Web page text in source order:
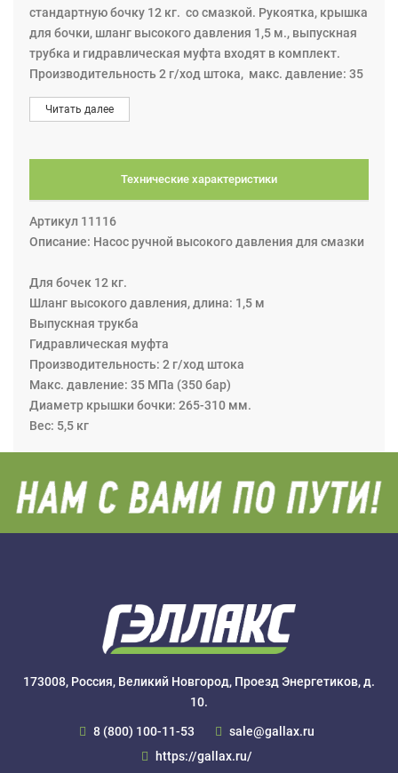
стандартную бочку 12 кг. со смазкой. Рукоятка, крышка
для бочки, шланг высокого давления 1,5 м., выпускная
трубка и гидравлическая муфта входят в комплект.
Производительность 2 г/ход штока, макс. давление: 35
МПа (350 бар), диаметр крышки бочки 265-310 мм.
Используется для раздачи смазки в условиях СТО и
Читать далее
Технические характеристики
Артикул 11116
Описание: Насос ручной высокого давления для смазки
Для бочек 12 кг.
Шланг высокого давления, длина: 1,5 м
Выпускная трукба
Гидравлическая муфта
Производительность: 2 г/ход штока
Макс. давление: 35 МПа (350 бар)
Диаметр крышки бочки: 265-310 мм.
Вес: 5,5 кг
173008, Россия, Великий Новгород, Проезд Энергетиков, д.
10.
8 (800) 100-11-53
sale@gallax.ru
https://gallax.ru/